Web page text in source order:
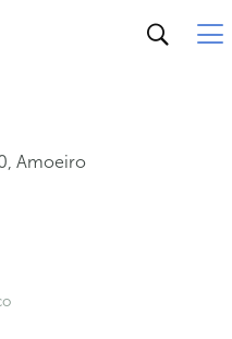
, Amoeiro
Amoeiro